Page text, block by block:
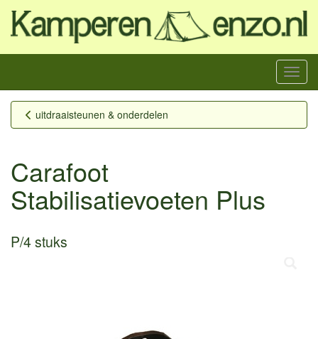
Menu
uitdraaisteunen & onderdelen
Carafoot
Stabilisatievoeten Plus
P/4 stuks